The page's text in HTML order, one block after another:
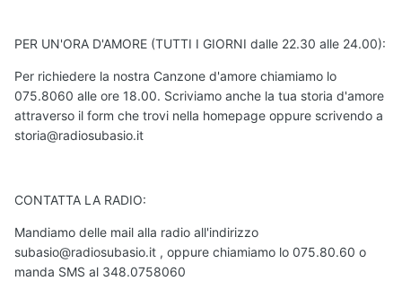
PER UN'ORA D'AMORE (TUTTI I GIORNI dalle 22.30 alle 24.00):
Per richiedere la nostra Canzone d'amore chiamiamo lo
075.8060 alle ore 18.00. Scriviamo anche la tua storia d'amore
attraverso il form che trovi nella homepage oppure scrivendo a
storia@radiosubasio.it
CONTATTA LA RADIO:
Mandiamo delle mail alla radio all'indirizzo
subasio@radiosubasio.it , oppure chiamiamo lo 075.80.60 o
manda SMS al 348.0758060